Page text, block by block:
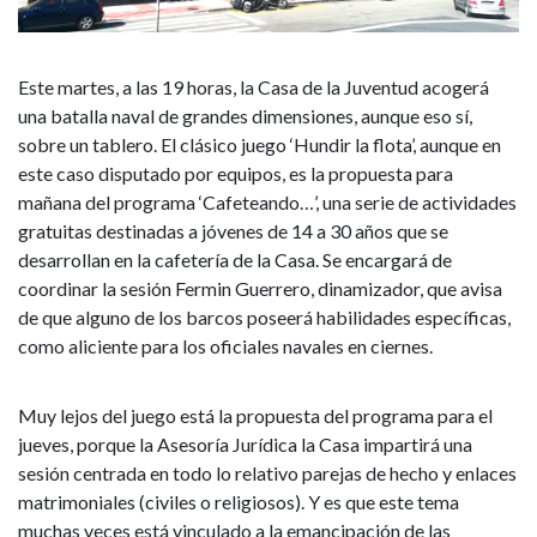
de
la
Casa
de
la
Juventud
Este martes, a las 19 horas, la Casa de la Juventud acogerá
una batalla naval de grandes dimensiones, aunque eso sí,
sobre un tablero. El clásico juego ‘Hundir la flota’, aunque en
este caso disputado por equipos, es la propuesta para
mañana del programa ‘Cafeteando…’, una serie de actividades
gratuitas destinadas a jóvenes de 14 a 30 años que se
desarrollan en la cafetería de la Casa. Se encargará de
coordinar la sesión Fermin Guerrero, dinamizador, que avisa
de que alguno de los barcos poseerá habilidades específicas,
como aliciente para los oficiales navales en ciernes.
Muy lejos del juego está la propuesta del programa para el
jueves, porque la Asesoría Jurídica la Casa impartirá una
sesión centrada en todo lo relativo parejas de hecho y enlaces
matrimoniales (civiles o religiosos). Y es que este tema
muchas veces está vinculado a la emancipación de las